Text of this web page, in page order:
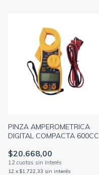
PINZA AMPEROMETRICA
DIGITAL COMPACTA 600CC
$20.668,00
12 x $1.722,33 sin interés